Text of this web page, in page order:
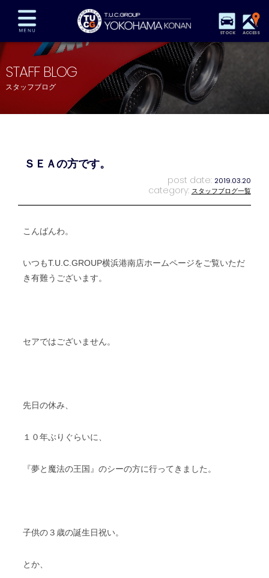
STOCK ACCESS
在庫車両情報 保証&サービス パーツリスト
TUCとは？ 店舗情報 アクセスマップ
全国納車 特別作業 注文販売
STAFF BLOG
スタッフブログ
ＳＥＡの方です。
post date: 2019.03.20
category: スタッフブログ一覧
こんばんわ。
いつもT.U.C.GROUP横浜港南店ホームページをご覧いただ
き有難うございます。
セアではございません。
先日の休み、
１０年ぶりぐらいに、
『夢と魔法の王国』のシーの方に行ってきました。
子供の３歳の誕生日祝い。
とか、